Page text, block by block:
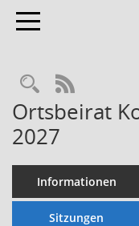
Toggle navigation
RSS-
Ortsbeirat
2027
Informationen
Sitzungen